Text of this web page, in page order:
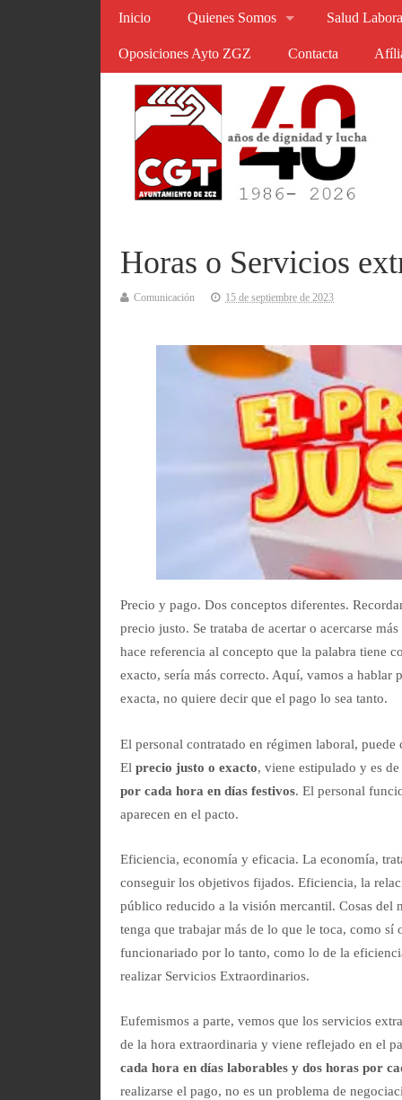
Inicio Quienes Somos Salud
Oposiciones Ayto ZGZ Contacta
Horas o Servicios
Comunicación 15 de septiembre de 2023
Precio y pago. Dos conceptos diferentes.
precio justo. Se trataba de acertar o acercarse
hace referencia al concepto que la palabra tiene
exacto, sería más correcto. Aquí, vamos a
exacta, no quiere decir que el pago lo sea tanto.
El personal contratado en régimen laboral,
Elprecio justo o exacto, viene estipulado y es
por cada hora en días festivos. El personal
aparecen en el pacto.
Eficiencia, economía y eficacia. La economía,
conseguir los objetivos fijados. Eficiencia, la
público reducido a la visión mercantil. Cosas del
tenga que trabajar más de lo que le toca, como
funcionariado por lo tanto, como lo de la
realizar Servicios Extraordinarios.
Eufemismos a parte, vemos que los servicios
de la hora extraordinaria y viene reflejado en el
cada hora en días laborables y dos horas por
realizarse el pago, no es un problema de